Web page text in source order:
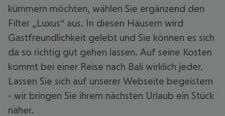
kümmern möchten, wählen Sie ergänzend den
Filter „Luxus“ aus. In diesen Häusern wird
Gastfreundlichkeit gelebt und Sie können es sich
da so richtig gut gehen lassen. Auf seine Kosten
kommt bei einer Reise nach Bali wirklich jeder.
Lassen Sie sich auf unserer Webseite begeistern
- wir bringen Sie ihrem nächsten Urlaub ein Stück
näher.